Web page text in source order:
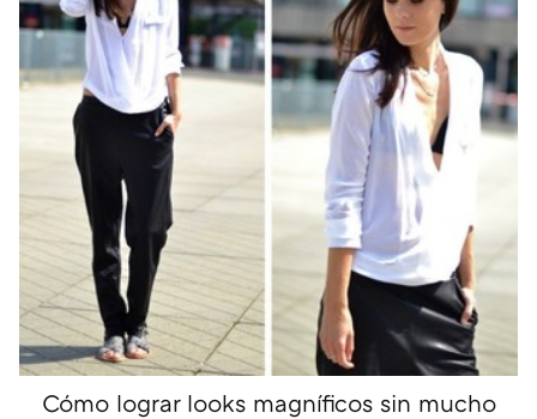
Cómo lograr looks magníficos sin mucho